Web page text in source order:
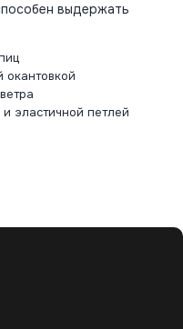
выдержать
окантовкой
эластичной петлей